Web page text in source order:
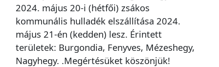
2024. május 20-i (hétfői) zsákos
kommunális hulladék elszállítása 2024.
május 21-én (kedden) lesz. Érintett
területek: Burgondia, Fenyves, Mézeshegy,
Nagyhegy. .Megértésüket köszönjük!